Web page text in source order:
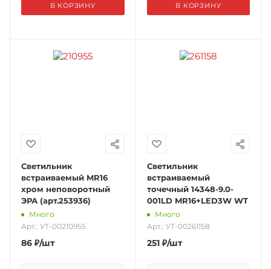
В КОРЗИНУ В КОРЗИНУ
Светильник
встраиваемый MR16
хром неповоротный
ЭРА (арт.253936)
Много
Арт.: УТ-00210955
86 ₽/шт
Светильник
встраиваемый
точечный 14348-9.0-
001LD MR16+LED3W WT
Много
Арт.: УТ-00261158
251₽/шт